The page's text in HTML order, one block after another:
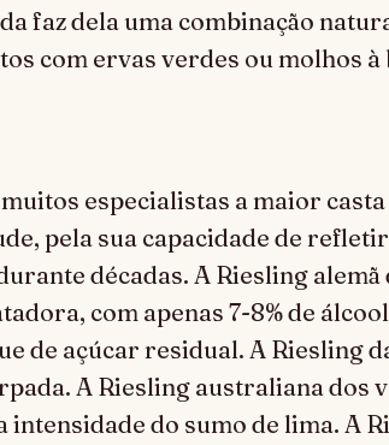
faz dela uma combinação
com ervas verdes ou molhos
especialistas a maior
pela sua capacidade de
décadas. A Riesling alemã
com apenas 7-8% de
de açúcar residual. A Riesling
A Riesling australiana dos
intensidade do sumo de lima. A